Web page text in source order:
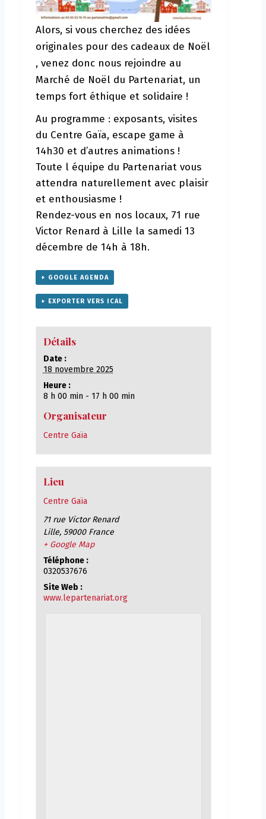
Alors, si vous cherchez des idées
originales pour des cadeaux de Noël
, venez donc nous rejoindre au
Marché de Noël du Partenariat, un
temps fort éthique et solidaire !
Au programme : exposants, visites
du Centre Gaïa, escape game à
14h30 et d’autres animations !
Toute l équipe du Partenariat vous
attendra naturellement avec plaisir
et enthousiasme !
Rendez-vous en nos locaux, 71 rue
Victor Renard à Lille la samedi 13
décembre de 14h à 18h.
+ GOOGLE AGENDA
+ EXPORTER VERS ICAL
Détails
Date :
18 novembre 2025
Heure :
8 h 00 min - 17 h 00 min
Organisateur
Centre Gaïa
Lieu
Centre Gaïa
71 rue Victor Renard
Lille, 59000 France
+ Google Map
Téléphone :
0320537676
Site Web :
www.lepartenariat.org